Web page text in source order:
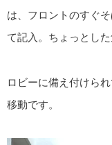
は、フロントのすぐ
て記入。ちょっとし
ロビーに備え付けら
移動です。